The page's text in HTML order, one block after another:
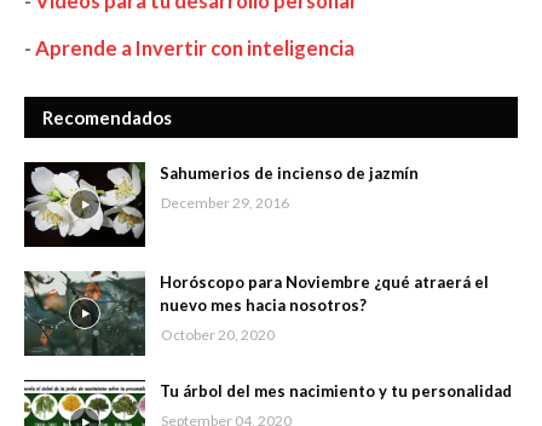
-Aprende a Invertir con inteligencia
Recomendados
Sahumerios de incienso de jazmín
December 29, 2016
Horóscopo para Noviembre ¿qué atraerá el
nuevo mes hacia nosotros?
October 20, 2020
Tu árbol del mes nacimiento y tu personalidad
September 04, 2020